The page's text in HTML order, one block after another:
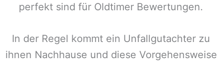
perfekt sind für Oldtimer Bewertungen.
In der Regel kommt ein Unfallgutachter zu
ihnen Nachhause und diese Vorgehensweise